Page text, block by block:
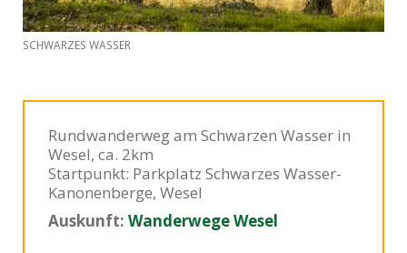
SCHWARZES WASSER
Rundwanderweg am Schwarzen Wasser in
Wesel, ca. 2km
Startpunkt: Parkplatz Schwarzes Wasser-
Kanonenberge, Wesel
Auskunft: Wanderwege Wesel